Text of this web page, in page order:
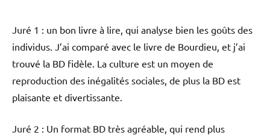
Juré 1 : un bon livre à lire, qui analyse bien les goûts des
individus. J’ai comparé avec le livre de Bourdieu, et j’ai
trouvé la BD fidèle. La culture est un moyen de
reproduction des inégalités sociales, de plus la BD est
plaisante et divertissante.
Juré 2 : Un format BD très agréable, qui rend plus